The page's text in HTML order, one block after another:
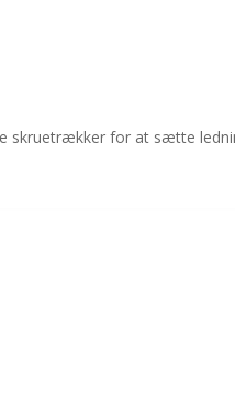
skruetrækker for at sætte